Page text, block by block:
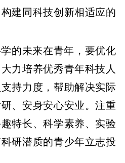
建同科技创新相适应的
的未来在青年，要优化
力培养优秀青年科技人
持力度，帮助解决实际
、安身安心安业。注重
特长、科学素养、实验
研潜质的青少年立志投